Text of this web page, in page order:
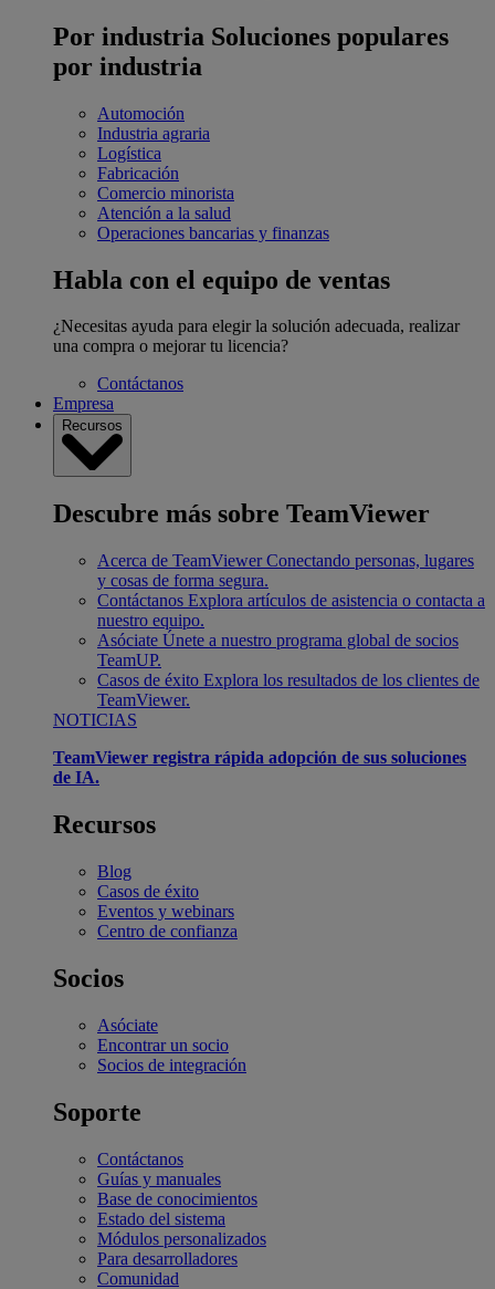
Por industria Soluciones populares
por industria
Automoción
Industria agraria
Logística
Fabricación
Comercio minorista
Atención a la salud
Operaciones bancarias y finanzas
Habla con el equipo de ventas
¿Necesitas ayuda para elegir la solución adecuada, realizar
una compra o mejorar tu licencia?
Contáctanos
Empresa
Recursos
Descubre más sobre TeamViewer
Acerca de TeamViewer Conectando personas, lugares
y cosas de forma segura.
Contáctanos Explora artículos de asistencia o contacta a
nuestro equipo.
Asóciate Únete a nuestro programa global de socios
TeamUP.
Casos de éxito Explora los resultados de los clientes de
TeamViewer.
NOTICIAS
TeamViewer registra rápida adopción de sus soluciones
de IA.
Recursos
Blog
Casos de éxito
Eventos y webinars
Centro de confianza
Socios
Asóciate
Encontrar un socio
Socios de integración
Soporte
Contáctanos
Guías y manuales
Base de conocimientos
Estado del sistema
Módulos personalizados
Para desarrolladores
Comunidad